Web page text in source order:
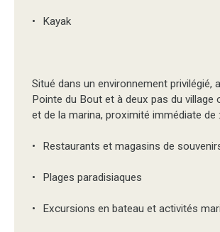
Kayak
Situé dans un environnement privilégié,
Pointe du Bout et à deux pas du village
et de la marina, proximité immédiate de :
Restaurants et magasins de
Plages paradisiaques
Excursions en bateau et activités